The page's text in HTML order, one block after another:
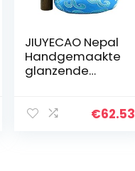
JIUYECAO Nepal
Handgemaakte
glanzende
klankschaal set
€62.53